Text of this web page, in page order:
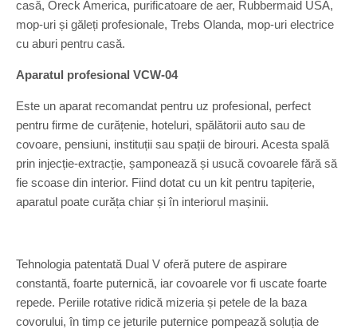
casă, Oreck America, purificatoare de aer, Rubbermaid USA,
mop-uri și găleți profesionale, Trebs Olanda, mop-uri electrice
cu aburi pentru casă.
Aparatul profesional VCW-04
Este un aparat recomandat pentru uz profesional, perfect
pentru firme de curățenie, hoteluri, spălătorii auto sau de
covoare, pensiuni, instituții sau spații de birouri. Acesta spală
prin injecție-extracție, șamponează și usucă covoarele fără să
fie scoase din interior. Fiind dotat cu un kit pentru tapițerie,
aparatul poate curăța chiar și în interiorul mașinii.
Tehnologia patentată Dual V oferă putere de aspirare
constantă, foarte puternică, iar covoarele vor fi uscate foarte
repede. Periile rotative ridică mizeria și petele de la baza
covorului, în timp ce jeturile puternice pompează soluția de